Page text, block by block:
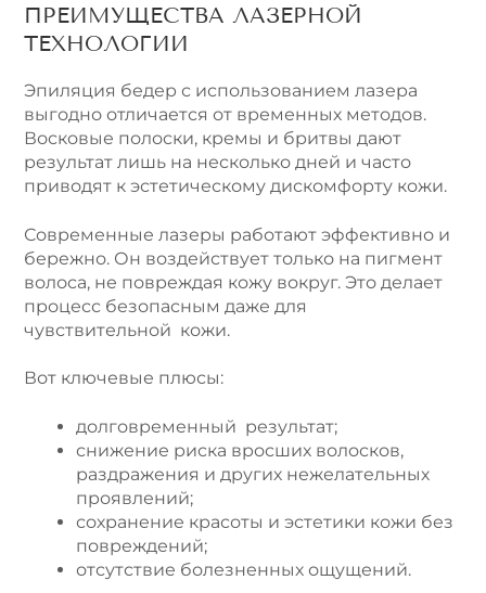
ПРЕИМУЩЕСТВА ЛАЗЕРНОЙ
ТЕХНОЛОГИИ
Эпиляция бедер с использованием лазера
выгодно отличается от временных методов.
Восковые полоски, кремы и бритвы дают
результат лишь на несколько дней и часто
приводят к эстетическому дискомфорту кожи.
Современные лазеры работают эффективно и
бережно. Он воздействует только на пигмент
волоса, не повреждая кожу вокруг. Это делает
процесс безопасным даже для
чувствительной кожи.
Вот ключевые плюсы:
долговременный результат;
снижение риска вросших волосков,
раздражения и других нежелательных
проявлений;
сохранение красоты и эстетики кожи без
повреждений;
отсутствие болезненных ощущений.